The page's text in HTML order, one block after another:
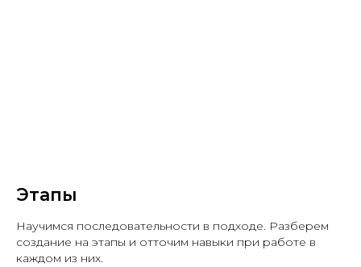
Этапы
Научимся последовательности в подходе. Разберем
создание на этапы и отточим навыки при работе в
каждом из них.